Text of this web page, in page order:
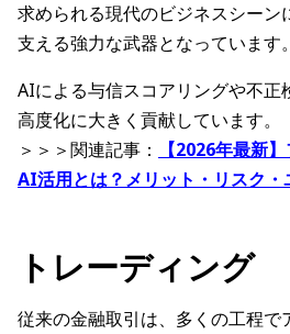
求められる現代のビジネスシーン
支える強力な武器となっています。
AIによる与信スコアリングや不正
高度化に大きく貢献しています。
＞＞＞関連記事：
【2026年最新
AI活用とは？メリット・リスク・
トレーディング
従来の金融取引は、多くの工程で